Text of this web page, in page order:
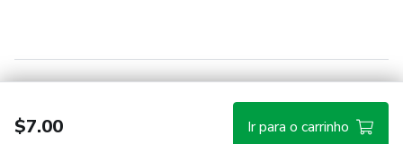
$7.00 Ir para o carrinho